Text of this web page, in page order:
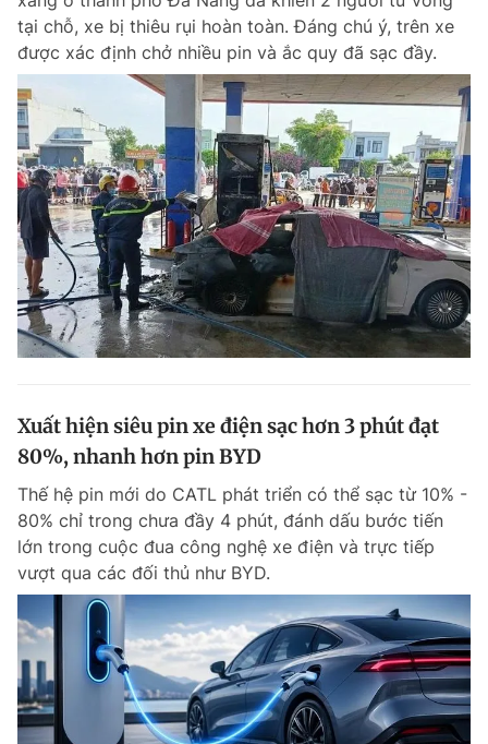
Phát triển bởi ePi Technologies, JSC.
tại chỗ, xe bị thiêu rụi hoàn toàn. Đáng chú ý, trên xe
được xác định chở nhiều pin và ắc quy đã sạc đầy.
Xuất hiện siêu pin xe điện sạc hơn 3 phút đạt
80%, nhanh hơn pin BYD
Thế hệ pin mới do CATL phát triển có thể sạc từ 10% -
80% chỉ trong chưa đầy 4 phút, đánh dấu bước tiến
lớn trong cuộc đua công nghệ xe điện và trực tiếp
vượt qua các đối thủ như BYD.